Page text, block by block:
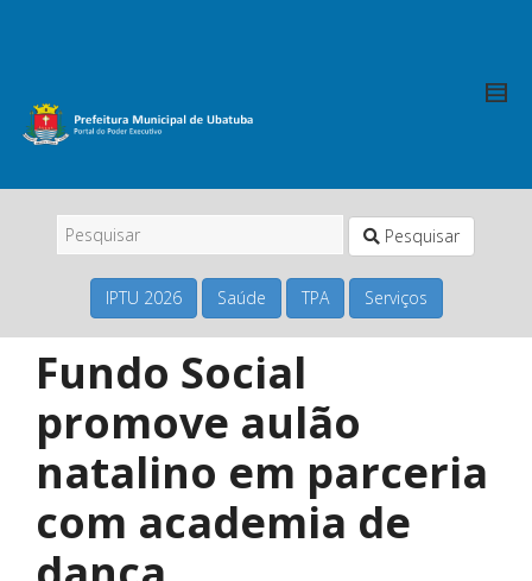
Pesquisar
IPTU 2026 Saúde TPA Serviços
Fundo Social
promove aulão
natalino em parceria
com academia de